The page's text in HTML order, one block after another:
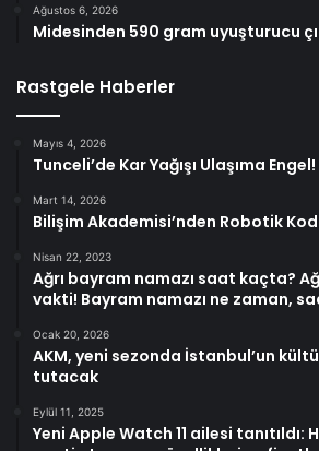
Ağustos 6, 2026
Midesinden 590 gram uyuşturucu
Rastgele Haberler
Mayıs 4, 2026
Tunceli’de Kar Yağışı Ulaşıma Engel!
Mart 14, 2026
Bilişim Akademisi’nden Robotik
Nisan 22, 2023
Ağrı bayram namazı saat kaçta?
vakti! Bayram namazı ne zaman,
Ocak 20, 2026
AKM, yeni sezonda İstanbul’un
tutacak
Eylül 11, 2025
Yeni Apple Watch 11 ailesi